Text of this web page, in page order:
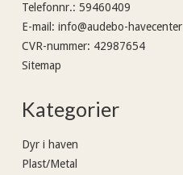
Telefonnr.: 59460409
E-mail : info@audebo-
CVR-nummer: 42987654
Sitemap
Kategorier
Dyr i haven
Plast/Metal